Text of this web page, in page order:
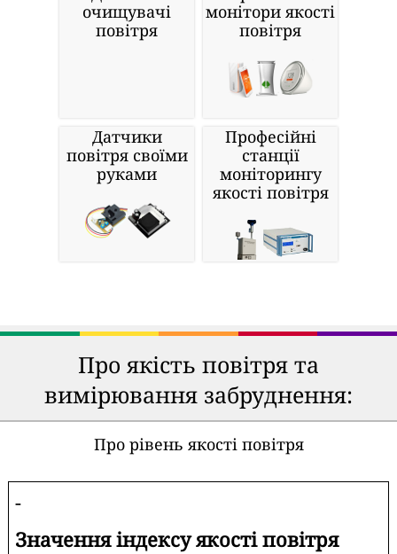
очищувачі
повітря
монітори якості
повітря
Датчики
повітря своїми
руками
Професійні
станції
моніторингу
якості повітря
Про якість повітря та
вимірювання забруднення:
Про рівень якості повітря
-
Значення індексу якості повітря